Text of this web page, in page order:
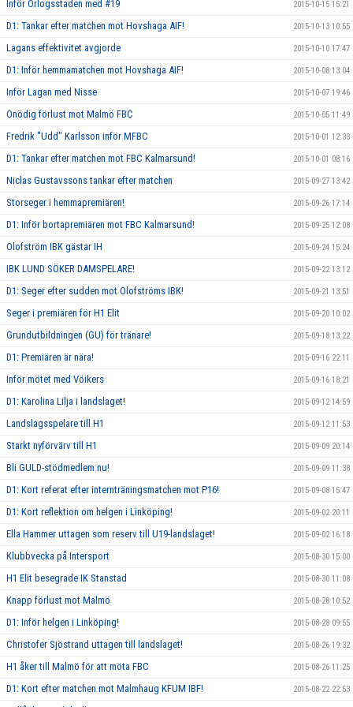
Inför Örlogsstaden med #19 2015-10-15 15:21
D1: Tankar efter matchen mot Hovshaga AIF! 2015-10-13 10:55
Lagans effektivitet avgjorde 2015-10-10 17:47
D1: Inför hemmamatchen mot Hovshaga AIF! 2015-10-08 13:04
Inför Lagan med Nisse 2015-10-07 19:46
Onödig förlust mot Malmö FBC 2015-10-05 11:49
Fredrik "Udd" Karlsson inför MFBC 2015-10-01 12:33
D1: Tankar efter matchen mot FBC Kalmarsund! 2015-10-01 08:16
Niclas Gustavssons tankar efter matchen 2015-09-27 13:42
Storseger i hemmapremiären! 2015-09-26 17:14
D1: Inför bortapremiären mot FBC Kalmarsund! 2015-09-25 12:08
Olofström IBK gästar IH 2015-09-24 15:24
IBK LUND SÖKER DAMSPELARE! 2015-09-22 13:12
D1: Seger efter sudden mot Olofströms IBK! 2015-09-21 13:51
Seger i premiären för H1 Elit 2015-09-20 10:02
Grundutbildningen (GU) för tränare! 2015-09-18 13:22
D1: Premiären är nära! 2015-09-16 22:11
Inför mötet med Vöikers 2015-09-16 18:21
D1: Karolina Lilja i landslaget! 2015-09-12 14:59
Landslagsspelare till H1 2015-09-12 11:53
Starkt nyförvärv till H1 2015-09-09 20:14
Bli GULD-stödmedlem nu! 2015-09-09 11:38
D1: Kort referat efter internträningsmatchen mot P16! 2015-09-08 15:47
D1: Kort reflektion om helgen i Linköping! 2015-09-02 20:11
Ella Hammer uttagen som reserv till U19-landslaget! 2015-09-02 16:18
Klubbvecka på Intersport 2015-08-30 15:00
H1 Elit besegrade IK Stanstad 2015-08-30 11:08
Knapp förlust mot Malmö 2015-08-28 10:52
D1: Inför helgen i Linköping! 2015-08-28 09:55
Christofer Sjöstrand uttagen till landslaget! 2015-08-26 19:32
H1 åker till Malmö för att möta FBC 2015-08-26 11:25
D1: Kort efter matchen mot Malmhaug KFUM IBF! 2015-08-22 22:53